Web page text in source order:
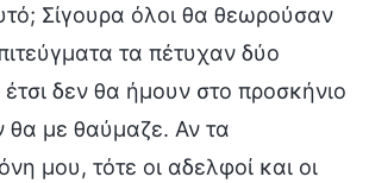
Σίγουρα όλοι θα θεωρούσαν
τα πέτυχαν δύο
δεν θα ήμουν στο προσκήνιο
θα με θαύμαζε. Αν τα
μου, τότε οι αδελφοί και οι